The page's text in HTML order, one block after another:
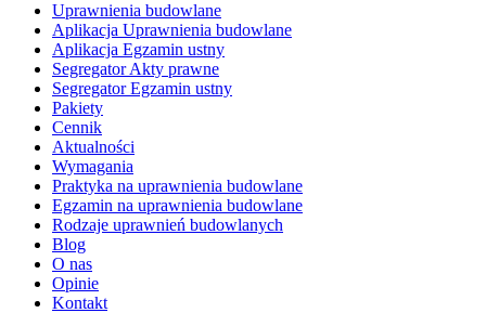
Uprawnienia budowlane
Aplikacja Uprawnienia budowlane
Aplikacja Egzamin ustny
Segregator Akty prawne
Segregator Egzamin ustny
Pakiety
Cennik
Aktualności
Wymagania
Praktyka na uprawnienia budowlane
Egzamin na uprawnienia budowlane
Rodzaje uprawnień budowlanych
Blog
O nas
Opinie
Kontakt